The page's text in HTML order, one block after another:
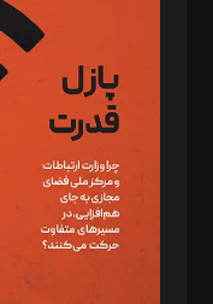
د‌بیر تحریریه آنلاین: بابک
تحریریه‌: مجتبی محمود‌ی،
مصطفی مسجدی آرانی،
رستمی،مصطفی باستان
ویرایش: نگار استاد‌‌آقا
طراح یونیفرم: مجید توکلی
فیلمبرداری و عکاسی:
گرافیک و صفحه‌آرایی:
مد‌یر توسعه تجاری: کامبیز